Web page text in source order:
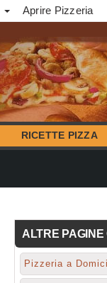
Aprire Pizzeria
RICETTE PIZZA
ALTRE
Pizzeria a